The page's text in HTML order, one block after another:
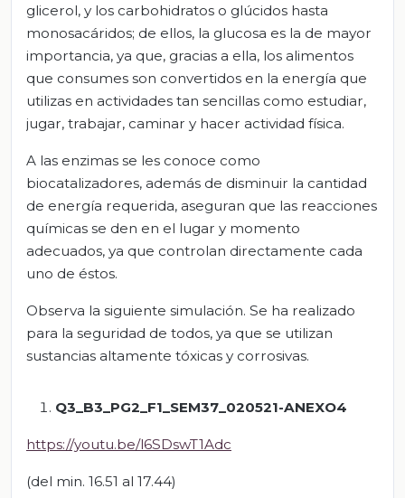
glicerol, y los carbohidratos o glúcidos hasta
monosacáridos; de ellos, la glucosa es la de mayor
importancia, ya que, gracias a ella, los alimentos
que consumes son convertidos en la energía que
utilizas en actividades tan sencillas como estudiar,
jugar, trabajar, caminar y hacer actividad física.
A las enzimas se les conoce como
biocatalizadores, además de disminuir la cantidad
de energía requerida, aseguran que las reacciones
químicas se den en el lugar y momento
adecuados, ya que controlan directamente cada
uno de éstos.
Observa la siguiente simulación. Se ha realizado
para la seguridad de todos, ya que se utilizan
sustancias altamente tóxicas y corrosivas.
Q3_B3_PG2_F1_SEM37_020521-ANEXO4
https://youtu.be/l6SDswT1Adc
(del min. 16.51 al 17.44)